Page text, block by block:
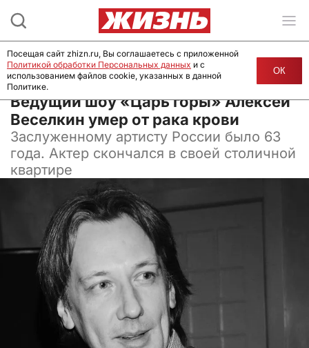
27 марта 2025, 06:42
Ведущий шоу «Царь горы» Алексей
Веселкин умер от рака крови
Заслуженному артисту России было 63
года. Актер скончался в своей столичной
квартире
Посещая сайт zhizn.ru, Вы соглашаетесь с приложенной
Политикой обработки Персональных данных и с
использованием файлов cookie, указанных в данной
Политике.
ОК